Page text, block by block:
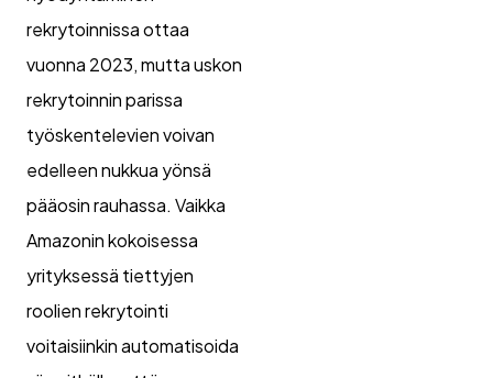
rekrytoinnissa ottaa
vuonna 2023, mutta uskon
rekrytoinnin parissa
työskentelevien voivan
edelleen nukkua yönsä
pääosin rauhassa. Vaikka
Amazonin kokoisessa
yrityksessä tiettyjen
roolien rekrytointi
voitaisiinkin automatisoida